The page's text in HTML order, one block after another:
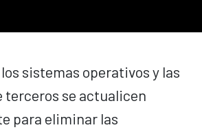
sistemas operativos y las
terceros se actualicen
para eliminar las